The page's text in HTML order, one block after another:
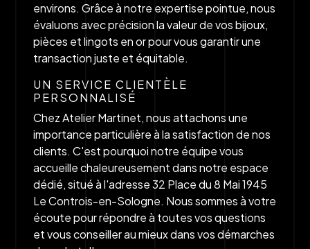
environs. Grâce à notre expertise pointue, nous
évaluons avec précision la valeur de vos bijoux,
pièces et lingots en or pour vous garantir une
transaction juste et équitable.
UN SERVICE CLIENTÈLE
PERSONNALISÉ
Chez Atelier Martinet, nous attachons une
importance particulière à la satisfaction de nos
clients. C'est pourquoi notre équipe vous
accueille chaleureusement dans notre espace
dédié, situé à l'adresse 32 Place du 8 Mai 1945
Le Controis-en-Sologne. Nous sommes à votre
écoute pour répondre à toutes vos questions
et vous conseiller au mieux dans vos démarches